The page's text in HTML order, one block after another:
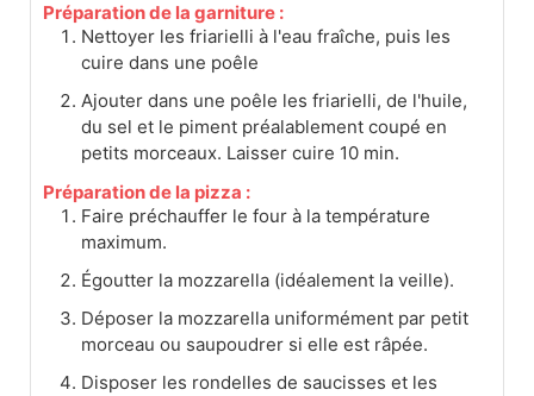
Préparation de la garniture :
Nettoyer les friarielli à l'eau fraîche, puis les
cuire dans une poêle
Ajouter dans une poêle les friarielli, de l'huile,
du sel et le piment préalablement coupé en
petits morceaux. Laisser cuire 10 min.
Préparation de la pizza :
Faire préchauffer le four à la température
maximum.
Égoutter la mozzarella (idéalement la veille).
Déposer la mozzarella uniformément par petit
morceau ou saupoudrer si elle est râpée.
Disposer les rondelles de saucisses et les